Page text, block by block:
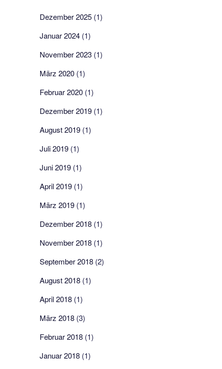
Dezember 2025 (1)
Januar 2024 (1)
November 2023 (1)
März 2020 (1)
Februar 2020 (1)
Dezember 2019 (1)
August 2019 (1)
Juli 2019 (1)
Juni 2019 (1)
April 2019 (1)
März 2019 (1)
Dezember 2018 (1)
November 2018 (1)
September 2018 (2)
August 2018 (1)
April 2018 (1)
März 2018 (3)
Februar 2018 (1)
Januar 2018 (1)